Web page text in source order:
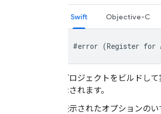
Swift Objective-C
#error (Register for
プロジェクトをビルドし
示されます。
表示されたオプションの